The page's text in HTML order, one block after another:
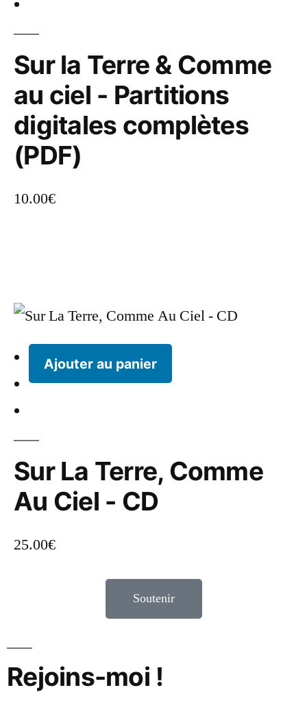
Sur la Terre & Comme
au ciel - Partitions
digitales complètes
(PDF)
10.00€
Ajouter au panier
Sur La Terre, Comme
Au Ciel - CD
25.00€
Soutenir
Rejoins-moi !